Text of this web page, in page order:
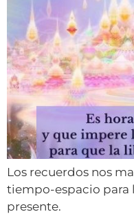
Los recuerdos nos
tiempo-espacio para
presente.